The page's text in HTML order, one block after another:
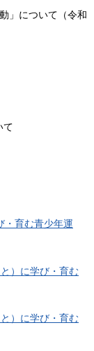
」について（令和
て
・育む青少年運
）に学び・育む
）に学び・育む